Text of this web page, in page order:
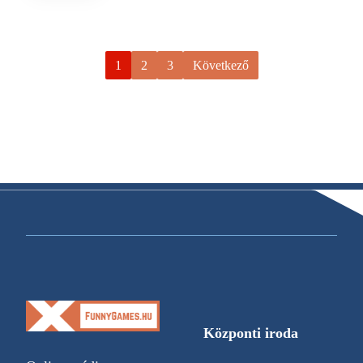
1 2 3 Következő
Központi iroda